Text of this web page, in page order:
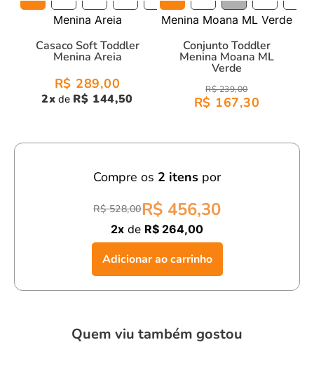
Casaco Soft Toddler
Menina Areia
R$ 289,00
2x de R$ 144,50
Conjunto Toddler
Menina Moana ML
Verde
R$ 239,00
R$ 167,30
Compre os 2 itens por
R$ 528,00R$ 456,30
2x de R$ 264,00
Adicionar ao carrinho
Quem viu também gostou